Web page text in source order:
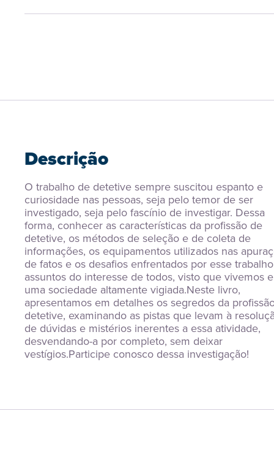
Descrição
O trabalho de detetive sempre suscitou espanto e
curiosidade nas pessoas, seja pelo temor de ser
investigado, seja pelo fascínio de investigar. Dessa
forma, conhecer as características da profissão de
detetive, os métodos de seleção e de coleta de
informações, os equipamentos utilizados nas
de fatos e os desafios enfrentados por esse
assuntos do interesse de todos, visto que vivemos
uma sociedade altamente vigiada.Neste livro,
apresentamos em detalhes os segredos da
detetive, examinando as pistas que levam à
de dúvidas e mistérios inerentes a essa atividade,
desvendando-a por completo, sem deixar
vestígios.Participe conosco dessa investigação!